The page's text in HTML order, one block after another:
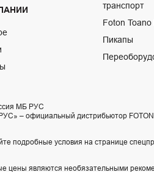
транспорт
Foton
Пикапы
МБ РУС
– официальный дистрибьютор FOTON
подробные условия на странице
цены являются необязательными